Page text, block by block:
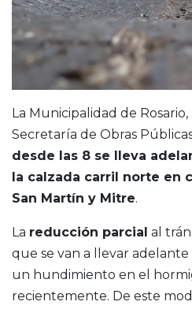
La Municipalidad de
Secretaría de Obras
desde las 8 se lleva
la calzada carril norte en
San Martín y Mitre.
La reducción parcial al
que se van a llevar
un hundimiento en el
recientemente. De este